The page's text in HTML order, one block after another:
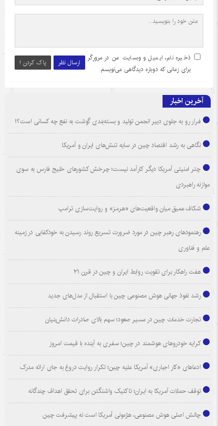
ارسال نظر پاک کردن !
ذخیره نام، ایمیل و وبسایت من در مرورگر
برای زمانی که دوباره دیدگاهی می‌نویسم.
آخرین اخبار
فرار رو به جلوی دبیر انجمن تولید و بسته‌بندی گوشت به نفع چه کسانی است؟!
نگاهی به رشد اقتصاد چین در سایه تنش‌های ایران و آمریکا
چتر امنیتی آمریکا دیگر کارآمد نیست؛ چرخش کشورهای خلیج فارس به سوی
موازنه راهبردی
شکاف عمیق میان واقعیت‌های «هرمز» و روایت‌سازی ترامپ
رهنمودهای رهبر چین در مورد ضرورت تسریع روند رسیدن به خودکفایی در زمینه
علم و فناوری
هفت راهکار برای تقویت روابط ایران و چین در قرن ۲۱
رشد نفوذ جهانی هوش مصنوعی چین با استقبال از مدل‌های جدید
تجارت خدمات چین در مسیر صعود؛ سهم بالای صادرات دانش‌بنیان
کرایه خودروهای هوشمند در چین؛ سفری به آینده با قیمت امروز
ادعاهای «کار اجباری» آمریکا علیه چین؛ تکرار روایت دروغ به جای ارائه مدرک
توقف حملات آمریکا به ایران؛ تاکتیک واشنگتن برای تحقق اهداف چندگانه
چالش اصلی هوش مصنوعی، هژمونی آمریکا است نه پیشرفت چین